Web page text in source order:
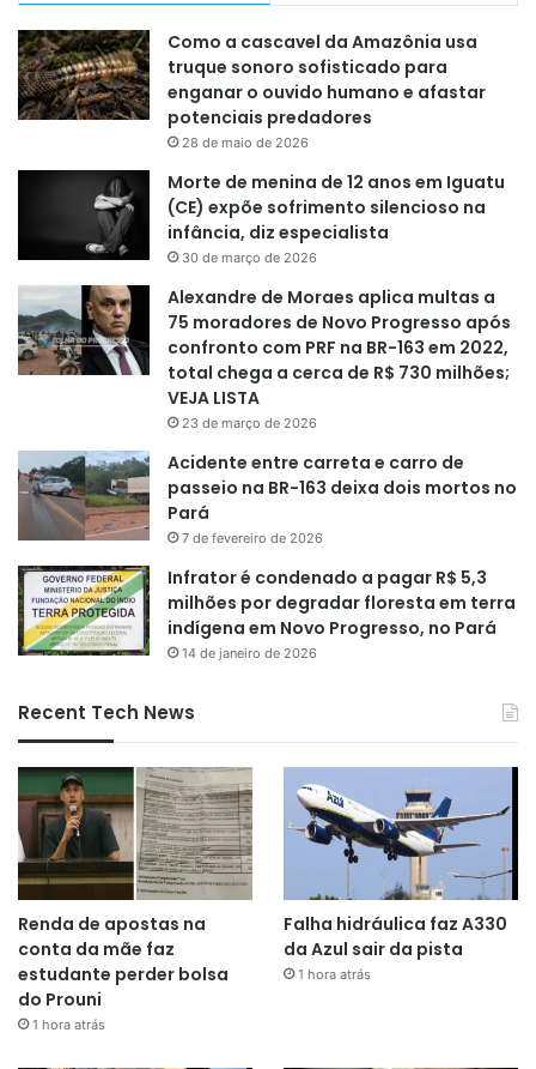
Como a cascavel da Amazônia usa
truque sonoro sofisticado para
enganar o ouvido humano e afastar
potenciais predadores
28 de maio de 2026
Morte de menina de 12 anos em Iguatu
(CE) expõe sofrimento silencioso na
infância, diz especialista
30 de março de 2026
Alexandre de Moraes aplica multas a
75 moradores de Novo Progresso após
confronto com PRF na BR-163 em 2022,
total chega a cerca de R$ 730 milhões;
VEJA LISTA
23 de março de 2026
Acidente entre carreta e carro de
passeio na BR-163 deixa dois mortos no
Pará
7 de fevereiro de 2026
Infrator é condenado a pagar R$ 5,3
milhões por degradar floresta em terra
indígena em Novo Progresso, no Pará
14 de janeiro de 2026
Recent Tech News
Renda de apostas na
conta da mãe faz
estudante perder bolsa
do Prouni
1 hora atrás
Falha hidráulica faz A330
da Azul sair da pista
1 hora atrás